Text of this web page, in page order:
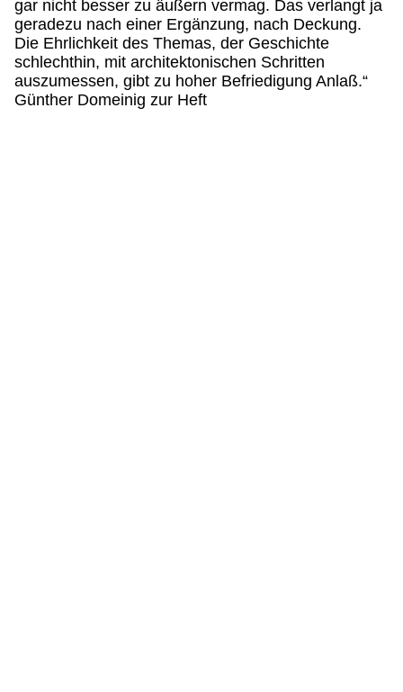
gar nicht besser zu äußern vermag. Das verlangt ja
geradezu nach einer Ergänzung, nach Deckung.
Die Ehrlichkeit des Themas, der Geschichte
schlechthin, mit architektonischen Schritten
auszumessen, gibt zu hoher Befriedigung Anlaß.“
Günther Domeinig zur Heft